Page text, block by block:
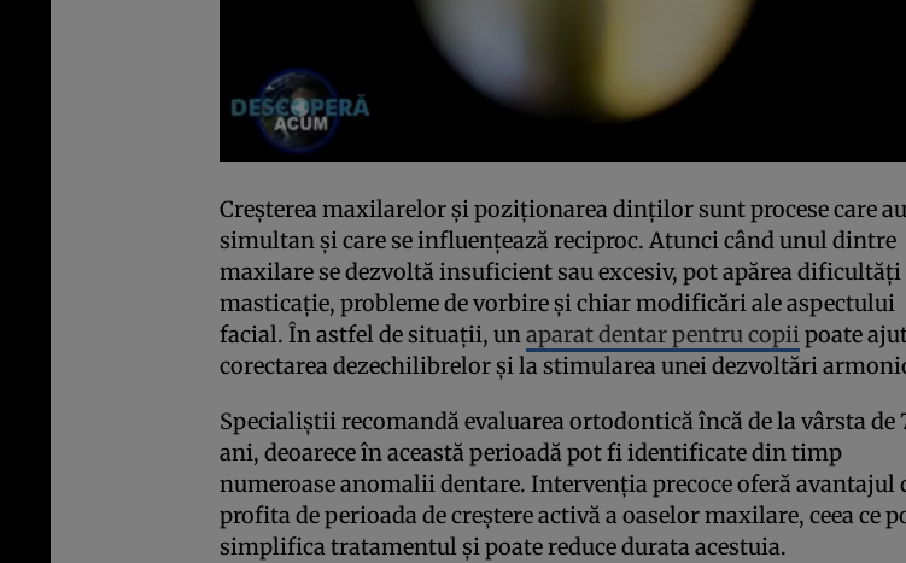
Creșterea maxilarelor și poziționarea dinților sunt procese care
simultan și care se influențează reciproc. Atunci când unul dintre
maxilare se dezvoltă insuficient sau excesiv, pot apărea dificultăți
masticație, probleme de vorbire și chiar modificări ale aspectului
facial. În astfel de situații, unaparat dentar pentru copiipoate
corectarea dezechilibrelor și la stimularea unei dezvoltări
Specialiștii recomandă evaluarea ortodontică încă de la vârsta de
ani, deoarece în această perioadă pot fi identificate din timp
numeroase anomalii dentare. Intervenția precoce oferă avantajul
profita de perioada de creștere activă a oaselor maxilare, ceea ce
simplifica tratamentul și poate reduce durata acestuia.